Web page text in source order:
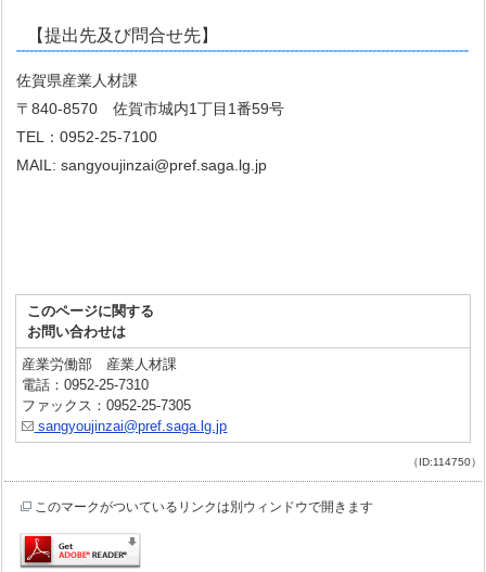
【提出先及び問合せ先】
佐賀県産業人材課
〒840-8570 佐賀市城内1丁目1番59号
TEL：0952-25-7100
MAIL: sangyoujinzai@pref.saga.lg.jp
このページに関する
お問い合わせは
産業労働部 産業人材課
電話：0952-25-7310
ファックス：0952-25-7305
sangyoujinzai@pref.saga.lg.jp
（ID:114750）
このマークがついているリンクは別ウィンドウで開きます